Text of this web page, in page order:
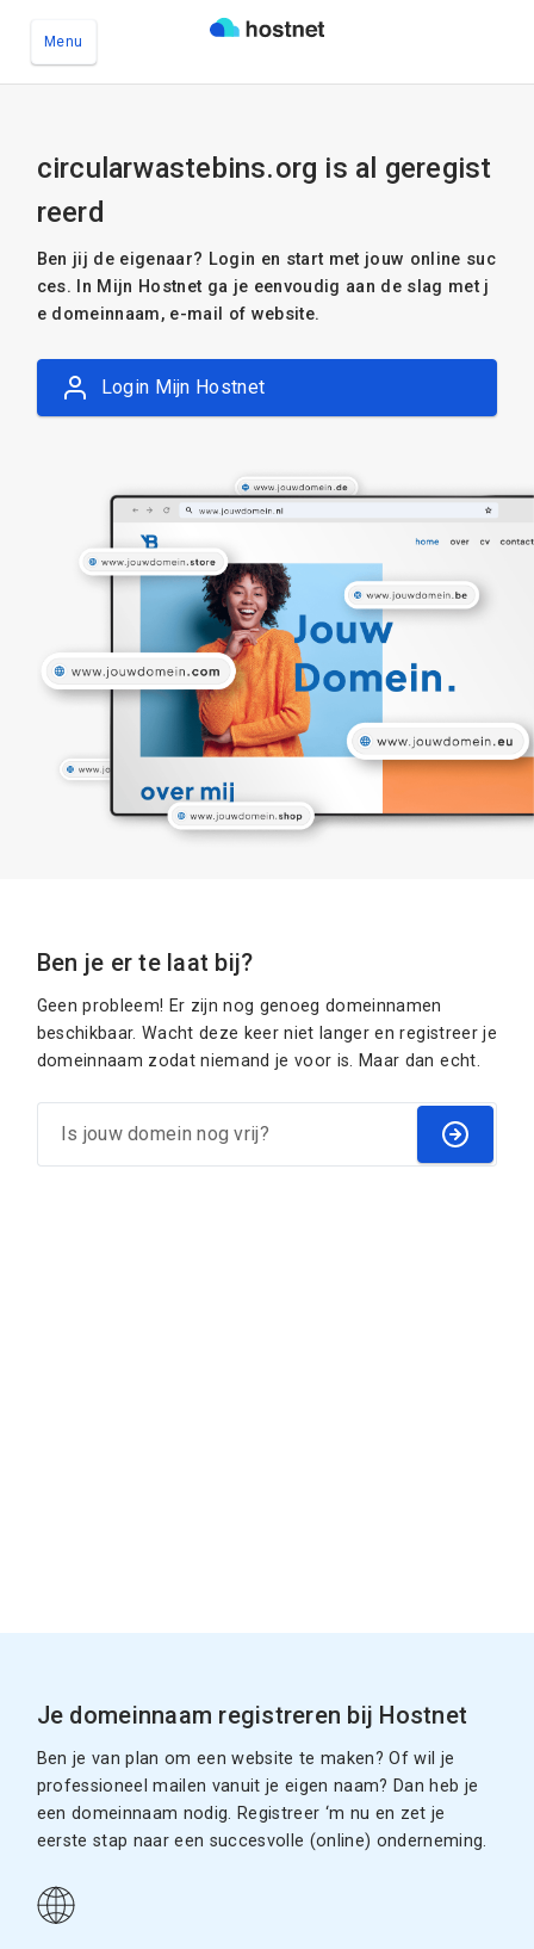
Menu
circularwastebins.org is al geregist
reerd
Ben jij de eigenaar? Login en start met jouw online suc
ces. In Mijn Hostnet ga je eenvoudig aan de slag met j
e domeinnaam, e-mail of website.
Login Mijn Hostnet
Ben je er te laat bij?
Geen probleem! Er zijn nog genoeg domeinnamen
beschikbaar. Wacht deze keer niet langer en registreer je
domeinnaam zodat niemand je voor is. Maar dan echt.
Je domeinnaam registreren bij Hostnet
Ben je van plan om een website te maken? Of wil je
professioneel mailen vanuit je eigen naam? Dan heb je
een domeinnaam nodig. Registreer ‘m nu en zet je
eerste stap naar een succesvolle (online) onderneming.